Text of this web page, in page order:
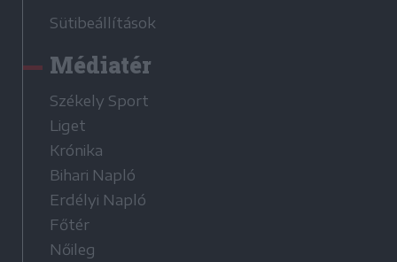
Sütibeállítások
Médiatér
Székely Sport
Liget
Krónika
Bihari Napló
Erdélyi Napló
Főtér
Nőileg